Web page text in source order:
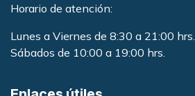
Horario de atención:
Lunes a Viernes de 8:30 a 21:00 hrs.
Sábados de 10:00 a 19:00 hrs.